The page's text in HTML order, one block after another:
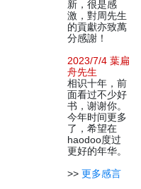
新，很是感
激，對周先生
的貢獻亦致萬
分感謝！
2023/7/4 葉扁
舟先生
相识十年，前
面看过不少好
书，谢谢你。
今年时间更多
了，希望在
haodoo度过
更好的年华。
>> 更多感言